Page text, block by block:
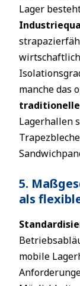
Lager
manche das
Lagerhallen
5.
als
mobile